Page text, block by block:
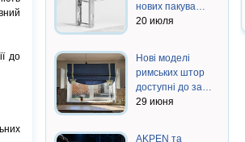
до
нових пакува…
20 июля
Нові моделі
римських штор
доступні до за…
29 июня
AKPEN та